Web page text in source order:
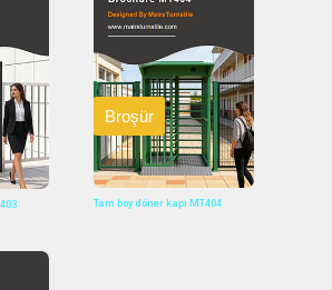
Tam boy döner kapı MT404
Broşür